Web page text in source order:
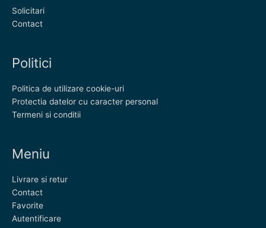
Solicitari
Contact
Politici
Politica de utilizare cookie-uri
Protectia datelor cu caracter personal
Termeni si conditii
Meniu
Livrare si retur
Contact
Favorite
Autentificare